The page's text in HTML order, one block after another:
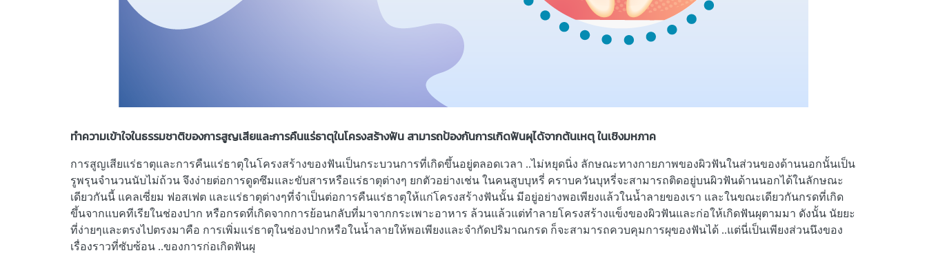
ทำความเข้าใจในธรรมชาติของการสูญเสียและการคืนแร่ธาตุในโครงสร้างฟัน สามารถป้องกันการเกิดฟันผุได้จากต้นเหตุ ในเชิงมหภาค
การสูญเสียแร่ธาตุและการคืนแร่ธาตุในโครงสร้างของฟันเป็นกระบวนการที่เกิดขึ้นอยู่ตลอดเวลา ..ไม่หยุดนิ่ง ลักษณะทางกายภาพของผิวฟันในส่วนของด้านนอกนั้นเป็น
รูพรุนจำนวนนับไม่ถ้วน จึงง่ายต่อการดูดซึมและขับสารหรือแร่ธาตุต่างๆ ยกตัวอย่างเช่น ในคนสูบบุหรี่ คราบควันบุหรี่จะสามารถติดอยู่บนผิวฟันด้านนอกได้ในลักษณะ
เดียวกันนี้ แคลเซี่ยม ฟอสเฟต และแร่ธาตุต่างๆที่จำเป็นต่อการคืนแร่ธาตุให้แก่โครงสร้างฟันนั้น มีอยู่อย่างพอเพียงแล้วในน้ำลายของเรา และในขณะเดียวกันกรดที่เกิด
ขึ้นจากแบคทีเรียในช่องปาก หรือกรดที่เกิดจากการย้อนกลับที่มาจากกระเพาะอาหาร ล้วนแล้วแต่ทำลายโครงสร้างแข็งของผิวฟันและก่อให้เกิดฟันผุตามมา ดังนั้น นัยยะ
ที่ง่ายๆและตรงไปตรงมาคือ การเพิ่มแร่ธาตุในช่องปากหรือในน้ำลายให้พอเพียงและจำกัดปริมาณกรด ก็จะสามารถควบคุมการผุของฟันได้ ..แต่นี่เป็นเพียงส่วนนึงของ
เรื่องราวที่ซับซ้อน ..ของการก่อเกิดฟันผุ